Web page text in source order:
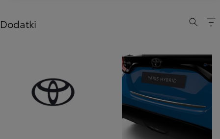
Dodatki